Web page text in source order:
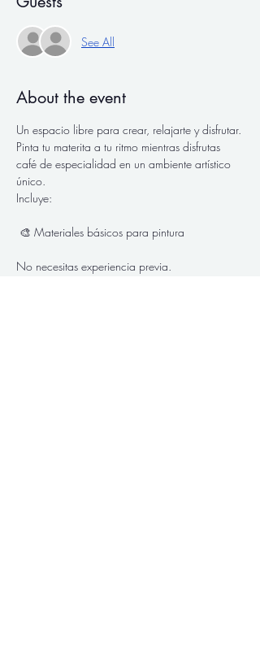
See All
About the event
Un espacio libre para crear, relajarte y disfrutar.
Pinta tu materita a tu ritmo mientras disfrutas
café de especialidad en un ambiente artístico
único.
Incluye:
🎨 Materiales básicos para pintura
No necesitas experiencia previa.